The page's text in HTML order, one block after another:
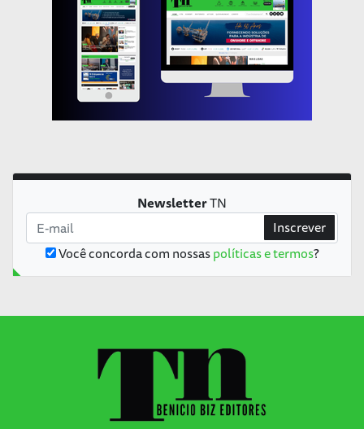
NewsletterTN
Você concorda com nossaspolíticas e termos?
Inscrever